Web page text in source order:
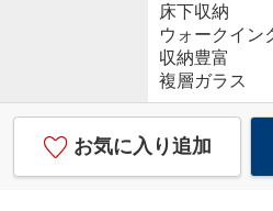
床下収納
ウォークイン
収納豊富
複層ガラス
お気に入り追加